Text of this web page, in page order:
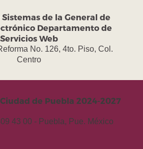
de la General de
Departamento de
Servicios Web
No. 126, 4to. Piso, Col.
Centro
de Puebla 2024-2027
43 00 - Puebla, Pue. México